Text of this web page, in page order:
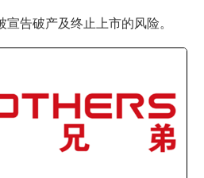
告破产及终止上市的风险。